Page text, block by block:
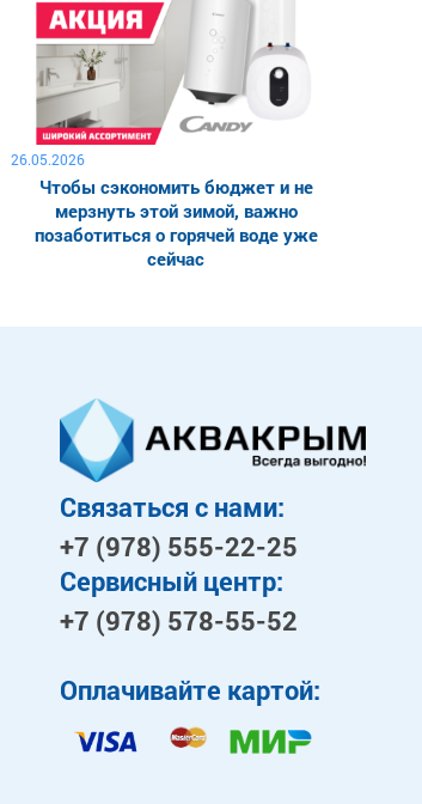
26.05.2026
Чтобы сэкономить бюджет и не
мерзнуть этой зимой, важно
позаботиться о горячей воде уже
сейчас
Связаться с нами:
+7 (978) 555-22-25
Сервисный центр:
+7 (978) 578-55-52
Оплачивайте картой: